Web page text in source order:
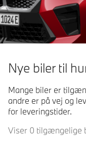
Nye biler til
Mange biler er
andre er på vej og
for leveringstider.
Viser 0 tilgængelige